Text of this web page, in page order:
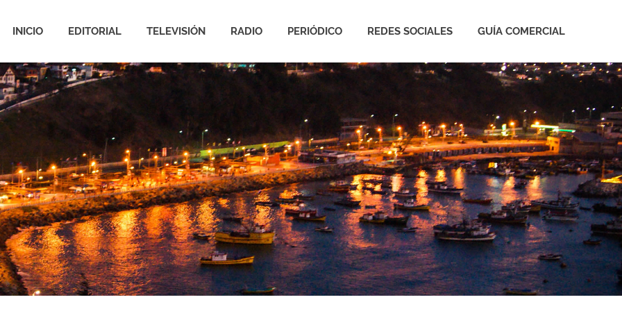
INICIO EDITORIAL TELEVISIÓN RADIO PERIÓDICO REDES SOCIALES GUÍA COMERCIAL